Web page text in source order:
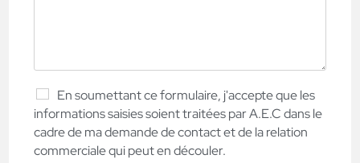
En soumettant ce formulaire, j'accepte que les
informations saisies soient traitées par A.E.C dans le
cadre de ma demande de contact et de la relation
commerciale qui peut en découler.